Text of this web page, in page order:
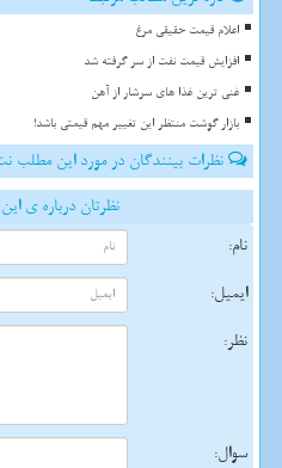
اعلام قیمت حقیقی مرغ
افزایش قیمت نفت از سر گرفته شد
غنی ترین غذا های سرشار از آهن
بازار گوشت منتظر این تغییر مهم قیمتی باشد!
نظرات بینندگان در مورد این مطلب
نظرتان درباره ی
نام:
ایمیل:
نظر:
سوال: